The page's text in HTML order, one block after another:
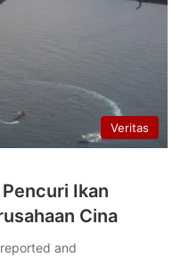
Veritas
Ikan
Cina
and